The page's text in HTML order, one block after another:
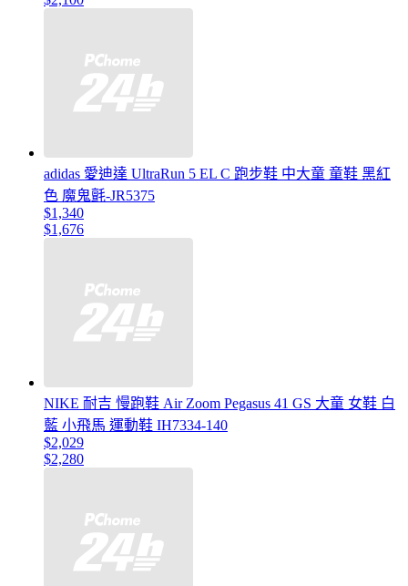
adidas 愛迪達 UltraRun 5 EL C 跑步鞋 中大童 童鞋 黑紅
色 魔鬼氈-JR5375
$1,340
$1,676
NIKE 耐吉 慢跑鞋 Air Zoom Pegasus 41 GS 大童 女鞋 白
藍 小飛馬 運動鞋 IH7334-140
$2,029
$2,280